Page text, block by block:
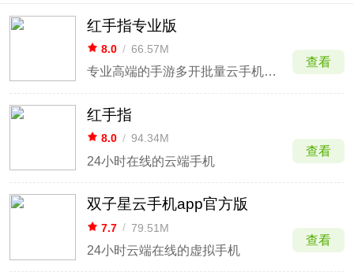
红手指专业版
8.0 / 66.57M
专业高端的手游多开批量云手机APP
查看
红手指
8.0 / 94.34M
24小时在线的云端手机
查看
双子星云手机app官方版
7.7 / 79.51M
24小时云端在线的虚拟手机
查看